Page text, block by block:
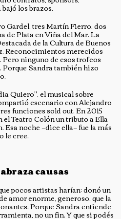
los brazos.
Gardel, tres Martín Fierro, dos
de Plata en Viña del Mar. La
de la Cultura de Buenos
Reconocimientos merecidos
ninguno de esos trofeos
Sandra también hizo
Quiero", el musical sobre
escenario con Alejandro
funciones sold out. En 2015
Teatro Colón un tributo a Ella
noche —dice ella— fue la más
le cree.
causas
pocos artistas harían: donó un
amor enorme, generoso, que la
Porque Sandra entiende
no un fin. Y que si podés